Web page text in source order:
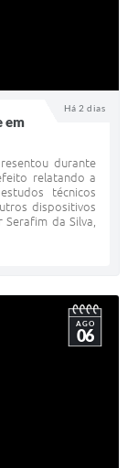
Há 2 dias
em
durante
relatando a
técnicos
dispositivos
da Silva,
AGO
06